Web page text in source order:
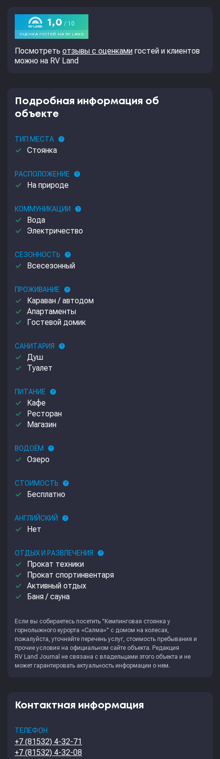
Посмотреть отзывы с оценками гостей и клиентов
можно на RV Land
Подробная информация об
объекте
ТИП МЕСТА help
done Стоянка
РАСПОЛОЖЕНИЕ help
done На природе
КОММУНИКАЦИИ help
done Вода
done Электричество
СЕЗОННОСТЬ help
done Всесезонный
ПРОЖИВАНИЕ help
done Караван / автодом
done Апартаменты
done Гостевой домик
САНИТАРИЯ help
done Душ
done Туалет
ПИТАНИЕ help
done Кафе
done Ресторан
done Магазин
ВОДОЁМ help
done Озеро
СТОИМОСТЬ help
done Бесплатно
АНГЛИЙСКИЙ help
done Нет
ОТДЫХ И РАЗВЛЕЧЕНИЯ help
done Прокат техники
done Прокат спортинвентаря
done Активный отдых
done Баня / сауна
Если вы собираетесь посетить "Кемпинговая стоянка у
горнолыжного курорта «Салма»" с домом на колесах,
пожалуйста, уточняйте перечень услуг, стоимость пребывания и
прочие условия на официальном сайте объекта. Редакция
RV Land Journal не связана с владельцами этого объекта и не
может гарантировать актуальность информации о нем.
Контактная информация
ТЕЛЕФОН
+7 (81532) 4-32-71
+7 (81532) 4-32-08